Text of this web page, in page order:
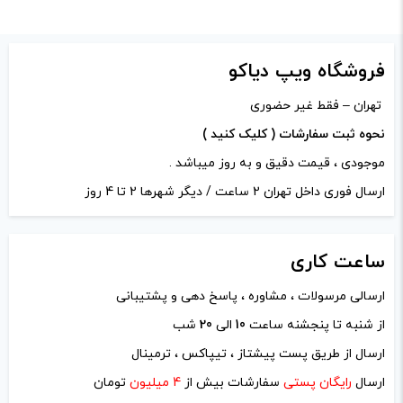
دیدگاه شما*
نام*
فروشگاه ویپ دیاکو
تهران – فقط غیر حضوری
نحوه ثبت سفارشات ( کلیک کنید )
موجودی ، قیمت دقیق و به روز میباشد .
ارسال فوری داخل تهران 2 ساعت / دیگر شهرها 2 تا 4 روز
ساعت کاری
ارسالی مرسولات ، مشاوره ، پاسخ دهی و پشتیبانی
از شنبه تا پنجشنه ساعت 10 الی 20 شب
ارسال از طریق پست پیشتاز ، تیپاکس ، ترمینال
ارسال رایگان پستی سفارشات بیش از 4 میلیون تومان